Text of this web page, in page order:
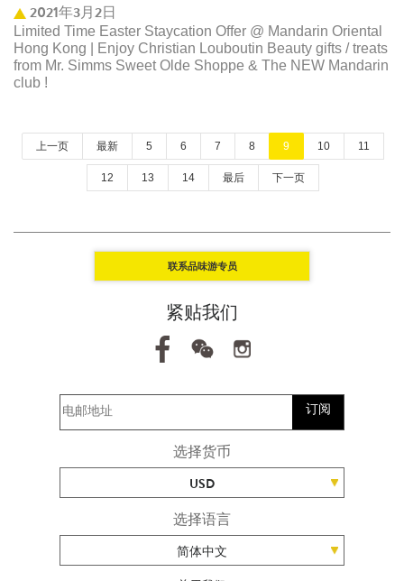
2021年3月2日
Limited Time Easter Staycation Offer @ Mandarin Oriental
Hong Kong | Enjoy Christian Louboutin Beauty gifts / treats
from Mr. Simms Sweet Olde Shoppe & The NEW Mandarin
club ! ​
上一页 最新 5 6 7 8 9 10 11
12 13 14 最后 下一页
联系品味游专员
紧贴我们
订阅
选择货币
USD
选择语言
简体中文